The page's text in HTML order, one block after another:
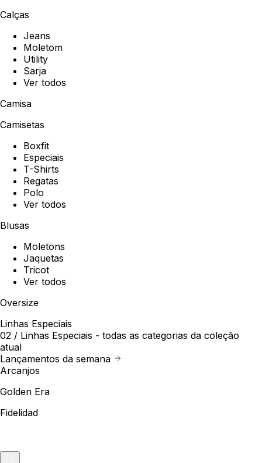
Calças
Jeans
Moletom
Utility
Sarja
Ver todos
Camisa
Camisetas
Boxfit
Especiais
T-Shirts
Regatas
Polo
Ver todos
Blusas
Moletons
Jaquetas
Tricot
Ver todos
Oversize
Linhas Especiais
02 / Linhas Especiais - todas as categorias da coleção
atual
Lançamentos da semana
Arcanjos
Golden Era
Fidelidad